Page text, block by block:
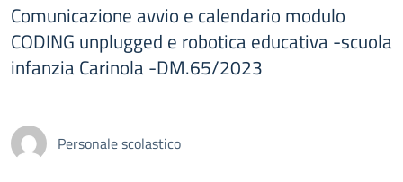
Comunicazione avvio e calendario modulo
CODING unplugged e robotica educativa -scuola
infanzia Carinola -DM.65/2023
Personale scolastico